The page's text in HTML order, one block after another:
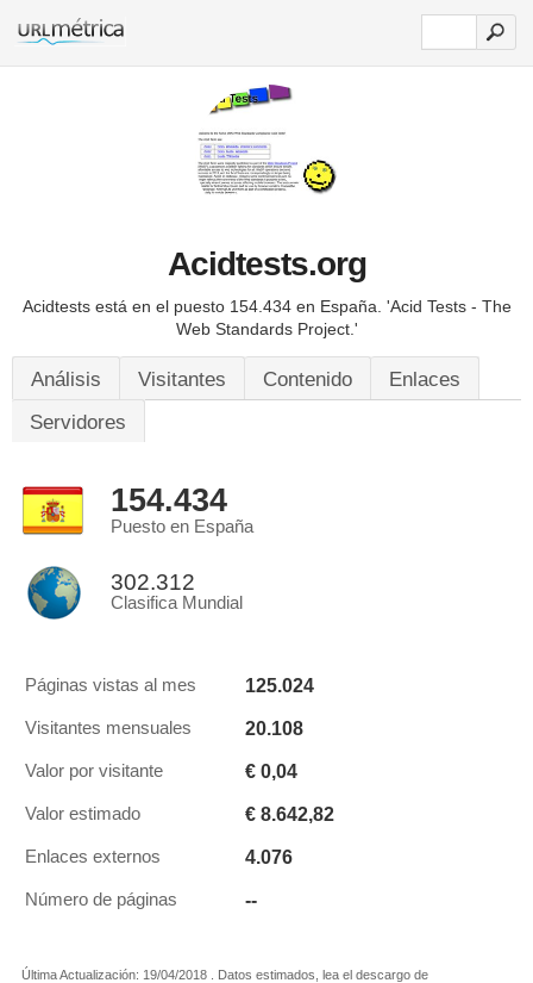
Acidtests.org
Acidtests está en el puesto 154.434 en España. 'Acid Tests - The
Web Standards Project.'
Análisis Visitantes Contenido
Enlaces
Servidores
154.434
Puesto en España
302.312
Clasifica Mundial
Páginas vistas al mes 125.024
Visitantes mensuales 20.108
Valor por visitante € 0,04
Valor estimado € 8.642,82
Enlaces externos 4.076
Número de páginas --
Última Actualización: 19/04/2018 . Datos estimados, lea el descargo de